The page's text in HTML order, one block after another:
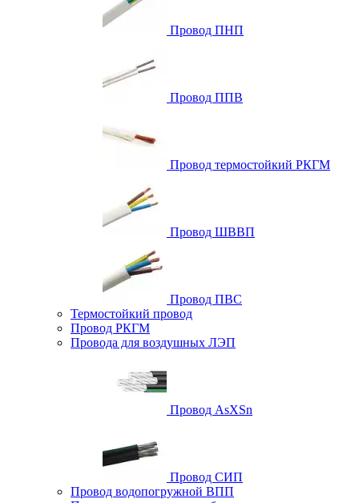
Провод ПНП
Провод ППВ
Провод термостойкий РКГМ
Провод ШВВП
Провод ПВС
Термостойкий провод
Провод РКГМ
Провода для воздушных ЛЭП
Провод AsXSn
Провод СИП
Провод водопогружной ВПП